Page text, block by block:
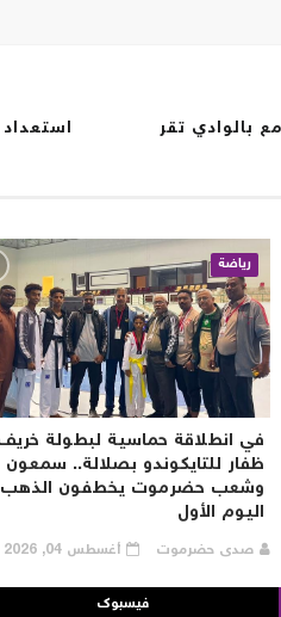
بالوادي تقر
رياضة
في انطلاقة حماسية لبطولة
ظفار للتايكوندو بصلالة.. سمعون
وشعب حضرموت يخطفون
اليوم الأول
صدى حضرموت أغسطس 04, 2026
فيسبوك